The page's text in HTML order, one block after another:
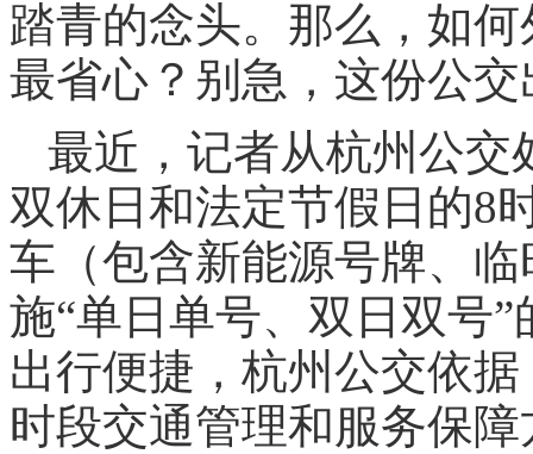
踏青的念头。那么，如
最省心？别急，这份公
最近，记者从杭州公交
双休日和法定节假日的8
车（包含新能源号牌、
施“单日单号、双日双号
出行便捷，杭州公交依
时段交通管理和服务保